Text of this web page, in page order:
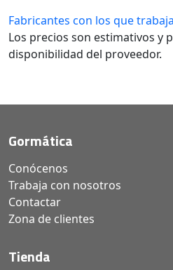
Fabricantes con los que
Los precios son estimativos y
disponibilidad del proveedor.
Gormática
Conócenos
Trabaja con nosotros
Contactar
Zona de clientes
Tienda